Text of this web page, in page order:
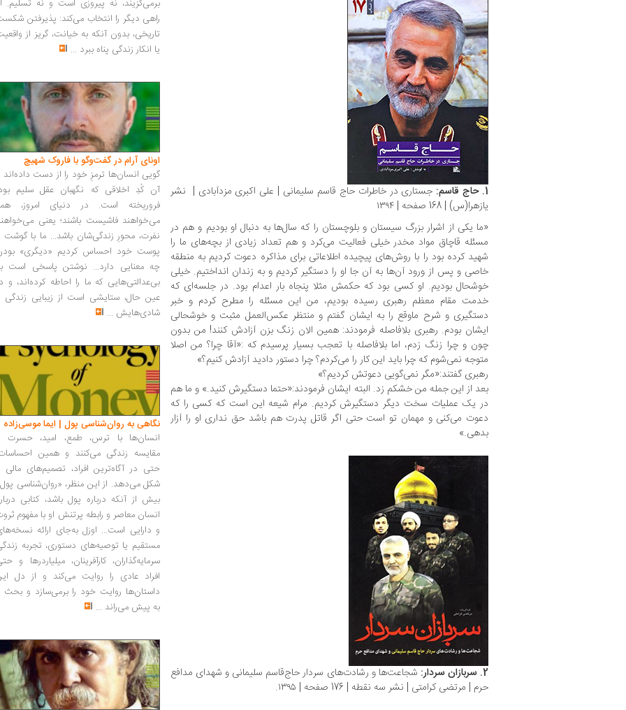
1. حاج قاسم:
جستاری در خاطرات حاج قاسم سلیمانی‏ | علی اکبری‌ مزدآبادی | نشر
یازهرا(س)‬‏‫ | 168 صفحه | ۱۳۹۴
«ما یکی از اشرار بزرگ سیستان و بلوچستان را که سال‌ها به دنبال او بودیم و هم در
مسئله قاچاق مواد مخدر خیلی فعالیت می‌کرد و هم تعداد زیادی از بچه‌های ما را
شهید کرده بود را با روش‌های پیچیده اطلاعاتی برای مذاکره دعوت کردیم به منطقه
خاصی و پس از ورود آن‌ها به آن جا او را دستگیر کردیم و به زندان انداختیم. خیلی
خوشحال بودیم. او کسی بود که حکمش مثلا پنجاه بار اعدام بود. در جلسه‌ای که
خدمت مقام معظم رهبری رسیده بودیم، من این مسئله را مطرح کردم و خبر
دستگیری و شرح ماوقع را به ایشان گفتم و منتظر عکس‌العمل مثبت و خوشحالی
ایشان بودم. رهبری بلافاصله فرمودند: همین الان زنگ بزن آزادش کنند! من بدون
چون و چرا زنگ زدم، اما بلافاصله با تعجب بسیار پرسیدم که :«آقا چرا؟ من اصلا
متوجه نمی‌شوم که چرا باید این کار را می‌کردم؟ چرا دستور دادید آزادش کنیم؟»
رهبری گفتند:«مگر نمی‌گویی دعوتش کردیم؟»
بعد از این جمله من خشکم زد. البته ایشان فرمودند:«حتما دستگیرش کنید.» و ما هم
در یک عملیات سخت دیگر دستگیرش کردیم. مرام شیعه این است که کسی را که
دعوت می‌کنی و مهمان تو است حتی اگر قاتل پدرت هم باشد حق نداری او را آزار
بدهی.»
2. سربازان سردار:
شجاعت‌ها و رشادت‌های سردار حاج‌قاسم سلیمانی و شهدای مدافع
حرم | مرتضی كرامتی‌ | نشر سه نقطه | 176 صفحه | ‏‫۱۳۹۵.‬
برمی‌گزیند، نه پیروزی است و نه تسلیم.
راهی دیگر را انتخاب می‌کند: پذیرفتن
تاریخی، بدون آنکه به خیانت، گریز از
یا انکار زندگی پناه ببرد ...
اونای آرام در گفت‌وگو با فاروک شهیچ‭
گویی انسان‌ها ترمزِ خود را از دست داده‌اند
آن کُدِ اخلاقی که نگهبان عقل سلیم
فروریخته است. در دنیای امروز،
می‌خواهند فاشیست باشند؛ یعنی
نفرت، محورِ زندگی‌شان باشد... ما با گوشت
پوست خود احساس کردیم «دیگری»
چه معنایی دارد... نوشتن پاسخی است
بی‌عدالتی‌هایی که ما را احاطه کرده‌اند، و
عین حال، ستایشی است از زیبایی زندگی
شادی‌هایش ...
نگاهی به روان‌شناسی پول | ایما موسی‌زاده
انسان‌ها با ترس، طمع، امید، حسرت
مقایسه زندگی می‌کنند و همین
حتی در آگاه‌ترین افراد، تصمیم‌های مالی
شکل می‌دهد. از این منظر، «روان‌شناسی
بیش از آنکه درباره پول باشد، کتابی
انسان معاصر و رابطه پرتنش او با مفهوم
و دارایی است... اوزل به‌جای ارائه
مستقیم یا توصیه‌های دستوری، تجربه
سرمایه‌گذاران، کارآفرینان، میلیاردرها و
افراد عادی را روایت می‌کند و از دل
داستان‌ها روایت خود را برمی‌سازد و بحث
به پیش می‌راند ...